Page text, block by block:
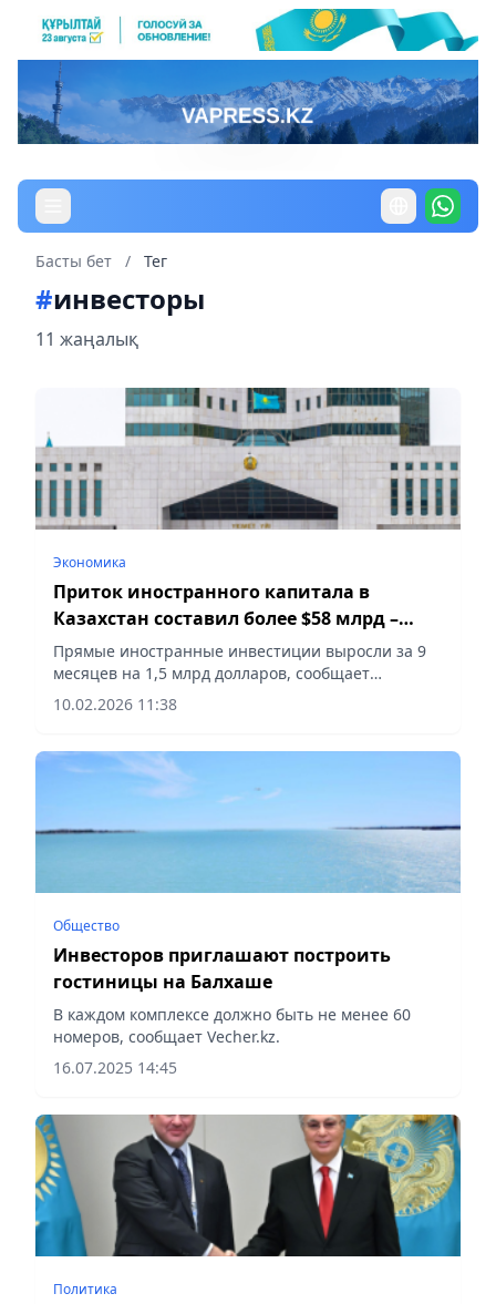
Басты бет / Тег
#инвесторы
11 жаңалық
Экономика
Приток иностранного капитала в
Казахстан составил более $58 млрд –
Правительство
Прямые иностранные инвестиции выросли за 9
месяцев на 1,5 млрд долларов, сообщает
Vecher.kz.
10.02.2026 11:38
Общество
Инвесторов приглашают построить
гостиницы на Балхаше
В каждом комплексе должно быть не менее 60
номеров, сообщает Vecher.kz.
16.07.2025 14:45
Политика